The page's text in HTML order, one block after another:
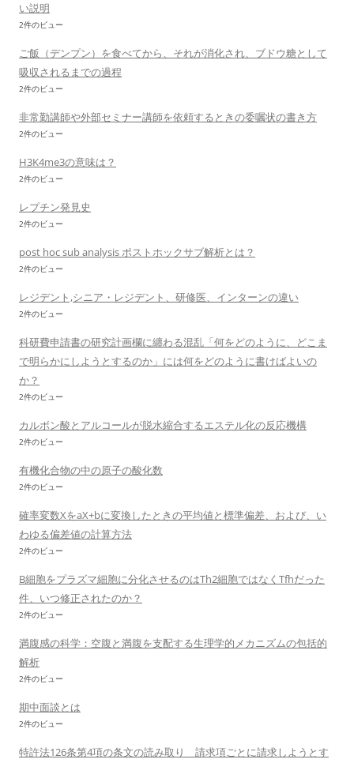
い説明
2件のビュー
ご飯（デンプン）を食べてから、それが消化され、ブドウ糖として
吸収されるまでの過程
2件のビュー
非常勤講師や外部セミナー講師を依頼するときの委嘱状の書き方
2件のビュー
H3K4me3の意味は？
2件のビュー
レプチン発見史
2件のビュー
post hoc sub analysis ポストホックサブ解析とは？
2件のビュー
レジデント,シニア・レジデント、研修医、インターンの違い
2件のビュー
科研費申請書の研究計画欄に纏わる混乱「何をどのように、どこま
で明らかにしようとするのか」には何をどのように書けばよいの
か？
2件のビュー
カルボン酸とアルコールが脱水縮合するエステル化の反応機構
2件のビュー
有機化合物の中の原子の酸化数
2件のビュー
確率変数XをaX+bに変換したときの平均値と標準偏差、および、い
わゆる偏差値の計算方法
2件のビュー
B細胞をプラズマ細胞に分化させるのはTh2細胞ではなくTfhだった
件、いつ修正されたのか？
2件のビュー
満腹感の科学：空腹と満腹を支配する生理学的メカニズムの包括的
解析
2件のビュー
期中面談とは
2件のビュー
特許法126条第4項の条文の読み取り 請求項ごとに請求しようとす